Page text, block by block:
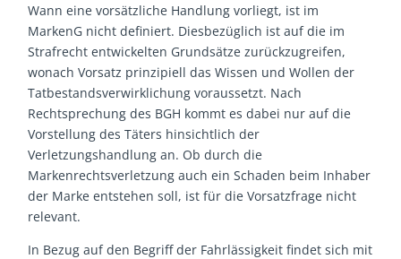
Wann eine vorsätzliche Handlung vorliegt, ist im
MarkenG nicht definiert. Diesbezüglich ist auf die im
Strafrecht entwickelten Grundsätze zurückzugreifen,
wonach Vorsatz prinzipiell das Wissen und Wollen der
Tatbestandsverwirklichung voraussetzt. Nach
Rechtsprechung des BGH kommt es dabei nur auf die
Vorstellung des Täters hinsichtlich der
Verletzungshandlung an. Ob durch die
Markenrechtsverletzung auch ein Schaden beim Inhaber
der Marke entstehen soll, ist für die Vorsatzfrage nicht
relevant.
In Bezug auf den Begriff der Fahrlässigkeit findet sich mit